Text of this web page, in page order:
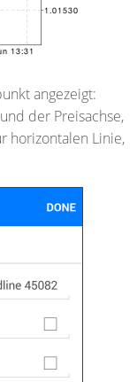
angezeigt:
der Preisachse,
horizontalen Linie,